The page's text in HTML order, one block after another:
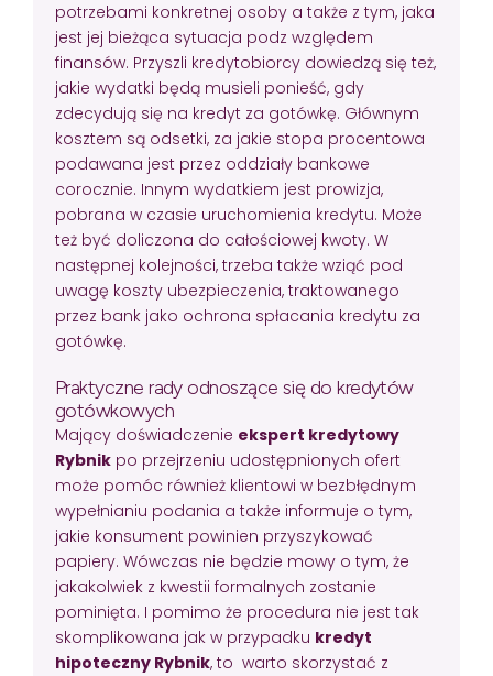
potrzebami konkretnej osoby a także z tym, jaka
jest jej bieżąca sytuacja podz względem
finansów. Przyszli kredytobiorcy dowiedzą się też,
jakie wydatki będą musieli ponieść, gdy
zdecydują się na kredyt za gotówkę. Głównym
kosztem są odsetki, za jakie stopa procentowa
podawana jest przez oddziały bankowe
corocznie. Innym wydatkiem jest prowizja,
pobrana w czasie uruchomienia kredytu. Może
też być doliczona do całościowej kwoty. W
następnej kolejności, trzeba także wziąć pod
uwagę koszty ubezpieczenia, traktowanego
przez bank jako ochrona spłacania kredytu za
gotówkę.
Praktyczne rady odnoszące się do kredytów
gotówkowych
Mający doświadczenie ekspert kredytowy
Rybnik po przejrzeniu udostępnionych ofert
może pomóc również klientowi w bezbłędnym
wypełnianiu podania a także informuje o tym,
jakie konsument powinien przyszykować
papiery. Wówczas nie będzie mowy o tym, że
jakakolwiek z kwestii formalnych zostanie
pominięta. I pomimo że procedura nie jest tak
skomplikowana jak w przypadku kredyt
hipoteczny Rybnik, to warto skorzystać z